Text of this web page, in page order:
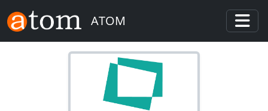
Skip to main content
ATOM